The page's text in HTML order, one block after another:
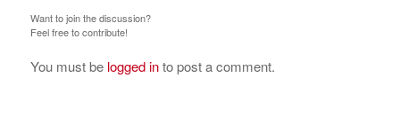
Want to join the discussion?
Feel free to contribute!
You must be logged into post a comment.